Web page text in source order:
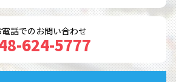
電話でのお問い合わせ
624-5777